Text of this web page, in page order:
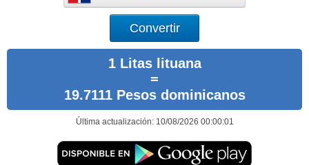
1 Litas lituana
=
19.7111 Pesos dominicanos
Última actualización: 10/08/2026 00:00:01